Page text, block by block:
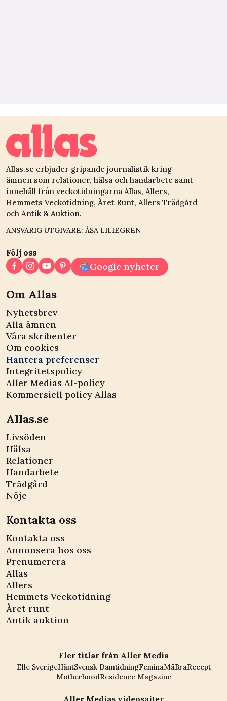
Allas.se erbjuder gripande journalistik kring
ämnen som relationer, hälsa och handarbete samt
innehåll från veckotidningarna Allas, Allers,
Hemmets Veckotidning, Året Runt, Allers Trädgård
och Antik & Auktion.
ANSVARIG UTGIVARE: ÅSA LILIEGREN
Följ oss
Google nyheter
Om Allas
Nyhetsbrev
Alla ämnen
Våra skribenter
Om cookies
Hantera preferenser
Integritetspolicy
Aller Medias AI-policy
Kommersiell policy Allas
Allas.se
Livsöden
Hälsa
Relationer
Handarbete
Trädgård
Nöje
Kontakta oss
Kontakta oss
Annonsera hos oss
Prenumerera
Allas
Allers
Hemmets Veckotidning
Året runt
Antik auktion
Fler titlar från Aller Media
Elle SverigeHäntSvensk DamtidningFeminaMåBraRecept
MotherhoodResidence Magazine